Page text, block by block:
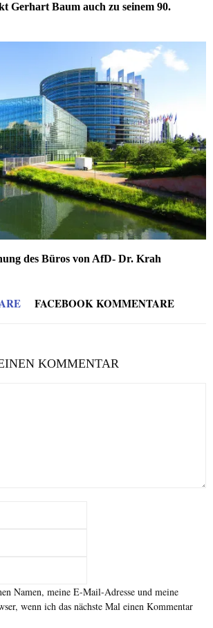
Gerhart Baum auch zu seinem 90.
des Büros von AfD- Dr. Krah
FACEBOOK KOMMENTARE
KOMMENTAR
Namen, meine E-Mail-Adresse und meine
wenn ich das nächste Mal einen Kommentar